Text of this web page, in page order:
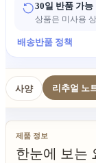
30일 반품 가능
상품은 미사용
배송반품 정책
사양 리추얼 노
제품 정보
한눈에 보는